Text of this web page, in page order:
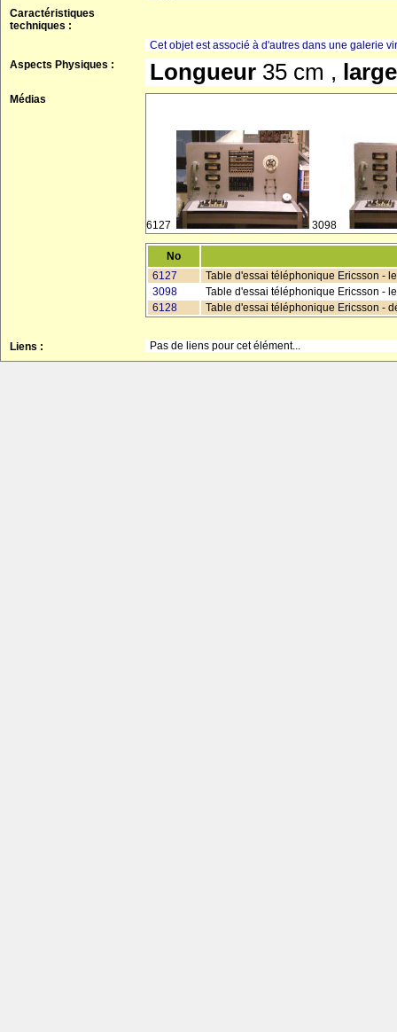
Caractéristiques
techniques :
Cet objet est associé à d'autres dans une galerie
Aspects Physiques :
Longueur 35 cm ,
Médias
6127 3098
No
6127
Table d'essai téléphonique Ericsson -
3098
Table d'essai téléphonique Ericsson -
6128
Table d'essai téléphonique Ericsson -
Liens : Pas de liens pour cet élément...